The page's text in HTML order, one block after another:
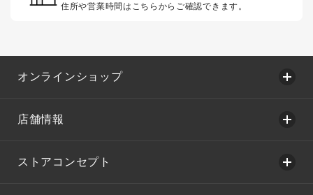
住所や営業時間はこちらからご確認できます。
オンラインショップ
店舗情報
ストアコンセプト